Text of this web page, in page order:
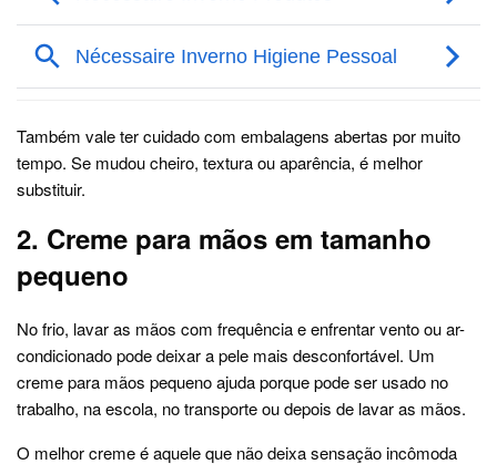
Também vale ter cuidado com embalagens abertas por muito
tempo. Se mudou cheiro, textura ou aparência, é melhor
substituir.
2. Creme para mãos em tamanho
pequeno
No frio, lavar as mãos com frequência e enfrentar vento ou ar-
condicionado pode deixar a pele mais desconfortável. Um
creme para mãos pequeno ajuda porque pode ser usado no
trabalho, na escola, no transporte ou depois de lavar as mãos.
O melhor creme é aquele que não deixa sensação incômoda